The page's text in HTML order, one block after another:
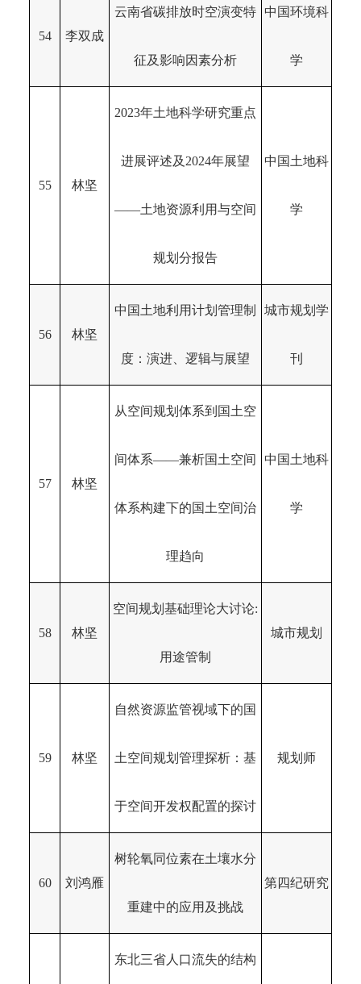
54 李双成
云南省碳排放时空演变特
征及影响因素分析
中国环境科
学
55 林坚
2023年土地科学研究重点
进展评述及2024年展望
——土地资源利用与空间
规划分报告
中国土地科
学
56 林坚
中国土地利用计划管理制
度：演进、逻辑与展望
城市规划学
刊
57 林坚
从空间规划体系到国土空
间体系——兼析国土空间
体系构建下的国土空间治
理趋向
中国土地科
学
58 林坚
空间规划基础理论大讨论:
用途管制
城市规划
59 林坚
自然资源监管视域下的国
土空间规划管理探析：基
于空间开发权配置的探讨
规划师
60 刘鸿雁
树轮氧同位素在土壤水分
重建中的应用及挑战
第四纪研究
东北三省人口流失的结构